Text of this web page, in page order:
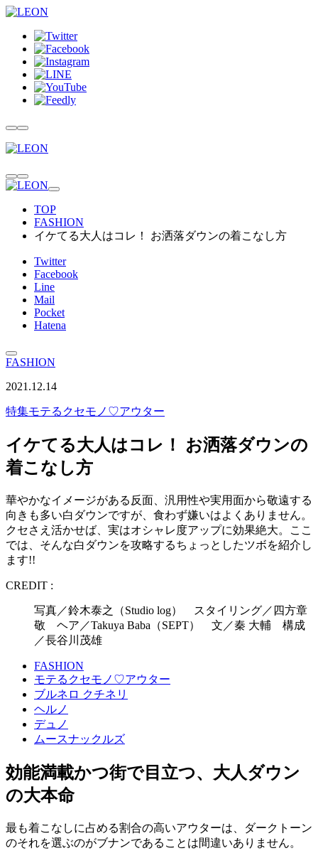
TOP
FASHION
イケてる大人はコレ！ お洒落ダウンの着こなし方
Twitter
Facebook
Line
Mail
Pocket
Hatena
FASHION
2021.12.14
特集モテるクセモノ♡アウター
イケてる大人はコレ！ お洒落ダウンの
着こなし方
華やかなイメージがある反面、汎用性や実用面から敬遠する
向きも多い白ダウンですが、食わず嫌いはよくありません。
クセさえ活かせば、実はオシャレ度アップに効果絶大。ここ
では、そんな白ダウンを攻略するちょっとしたツボを紹介し
ます!!
CREDIT :
写真／鈴木泰之（Studio log） スタイリング／四方章
敬 ヘア／Takuya Baba（SEPT） 文／秦 大輔 構成
／長谷川茂雄
FASHION
モテるクセモノ♡アウター
ブルネロ クチネリ
ヘルノ
デュノ
ムースナックルズ
効能満載かつ街で目立つ、大人ダウン
の大本命
最も着こなしに占める割合の高いアウターは、ダークトーン
のそれを選ぶのがブナンであることは間違いありません。